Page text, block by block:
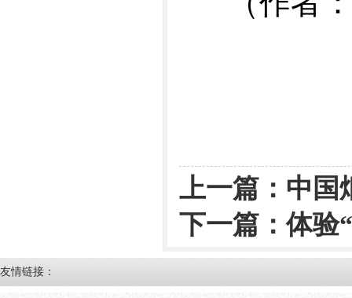
上一篇： 中国
下一篇：体验
友情链接：